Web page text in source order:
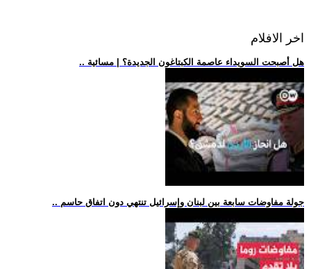
اخر الافلام
.. هل أصبحت السويداء عاصمة الكبتاغون الجديدة؟ | مسائية
.. جولة مفاوضات سابعة بين لبنان وإسرائيل تنتهي دون اتفاق حاسم